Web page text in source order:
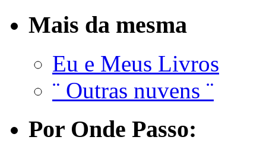
Mais da mesma
Eu e Meus Livros
¨ Outras nuvens ¨
Por Onde Passo: